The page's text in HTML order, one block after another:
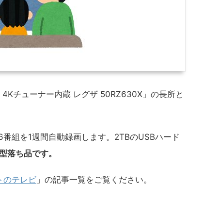
チューナー内蔵 レグザ 50RZ630X」の長所と
組を1週間自動録画します。2TBのUSBハード
落ち品です。
のテレビ 」の記事一覧をご覧ください。